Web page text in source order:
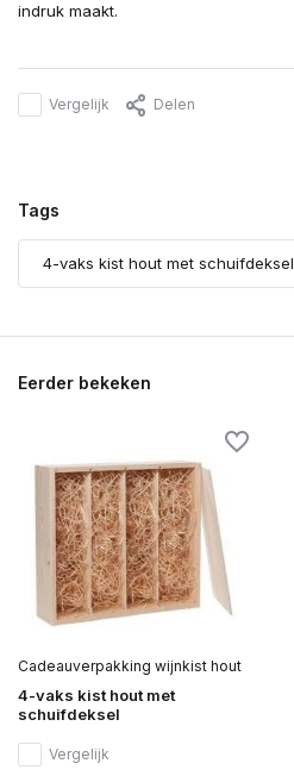
indruk maakt.
Vergelijk Delen
Tags
4-vaks kist hout met schuifdeksel
Eerder bekeken
Cadeauverpakking wijnkist hout
4-vaks kist hout met
schuifdeksel
Vergelijk